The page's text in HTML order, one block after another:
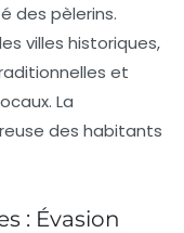
des pèlerins.
villes historiques,
et
La
des habitants
: Évasion